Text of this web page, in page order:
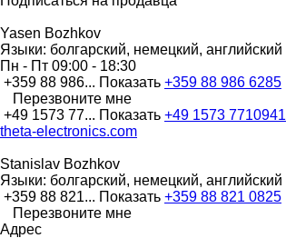
Yasen Bozhkov
Языки: болгарский, немецкий, английский
Пн - Пт 09:00 - 18:30
+359 88 986... Показать +359 88 986 6285
Перезвоните мне
+49 1573 77... Показать +49 1573 7710941
theta-electronics.com
Stanislav Bozhkov
Языки: болгарский, немецкий, английский
+359 88 821... Показать +359 88 821 0825
Перезвоните мне
Адрес